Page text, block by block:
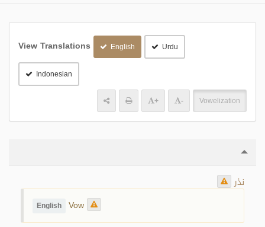
View Translations English Urdu
Indonesian
+ - Vowelization
نذر
English Vow